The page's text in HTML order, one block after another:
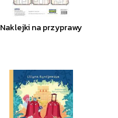
Naklejki na przyprawy